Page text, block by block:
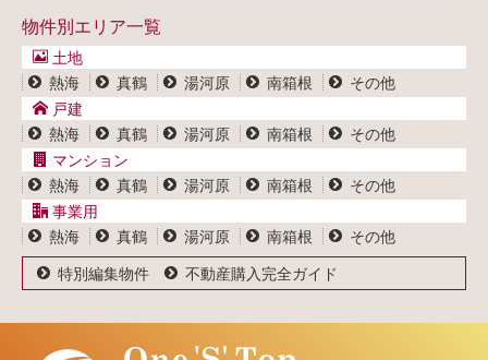
事業用物件一覧
マンション一覧
事業用物件一覧
ブログ
プライバシーポリシー
サイトポリシー
物件別エリア一覧
土地
熱海
真鶴 湯河原 南箱根
その他
戸建
熱海
真鶴 湯河原 南箱根
その他
マンション
熱海
真鶴 湯河原 南箱根
その他
事業用
熱海
真鶴 湯河原 南箱根 その他
特別編集物件 不動産購入完全ガイド